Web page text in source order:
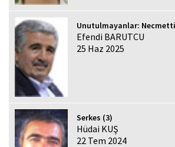
Unutulmayanlar:
Efendi BARUTCU
25 Haz 2025
Serkes (3)
Hüdai KUŞ
22 Tem 2024